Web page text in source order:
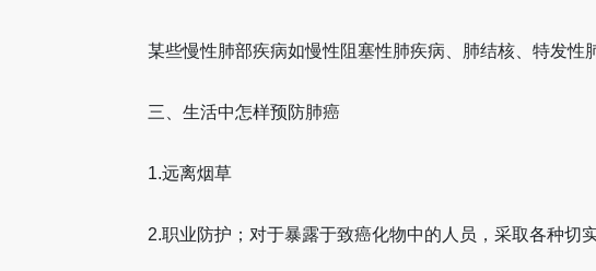
某些慢性肺部疾病如慢性阻塞性肺疾病、肺结核、特发性
三、生活中怎样预防肺癌
1.远离烟草
2.职业防护；对于暴露于致癌化物中的人员，采取各种切